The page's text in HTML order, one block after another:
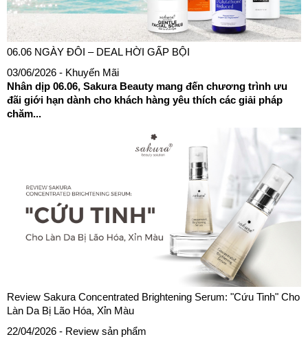
06.06 NGÀY ĐÔI – DEAL HỜI GẤP BỘI
03/06/2026 - Khuyến Mãi
Nhân dịp 06.06, Sakura Beauty mang đến chương trình ưu
đãi giới hạn dành cho khách hàng yêu thích các giải pháp
chăm...
Review Sakura Concentrated Brightening Serum: "Cứu Tinh" Cho
Làn Da Bị Lão Hóa, Xỉn Màu
22/04/2026 - Review sản phẩm